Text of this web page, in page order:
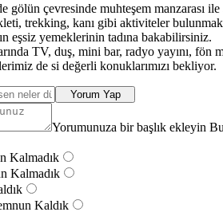
gölün çevresinde muhteşem manzarası
trekking, kanı gibi aktiviteler
eşsiz yemeklerinin tadına bakabilirsiniz.
TV, duş, mini bar, radyo yayını, fön
de si değerli konuklarımızı bekliyor.
Yorum Yap
Yorumunuza bir başlık ekleyin
Kalmadık
Kalmadık
Kaldık